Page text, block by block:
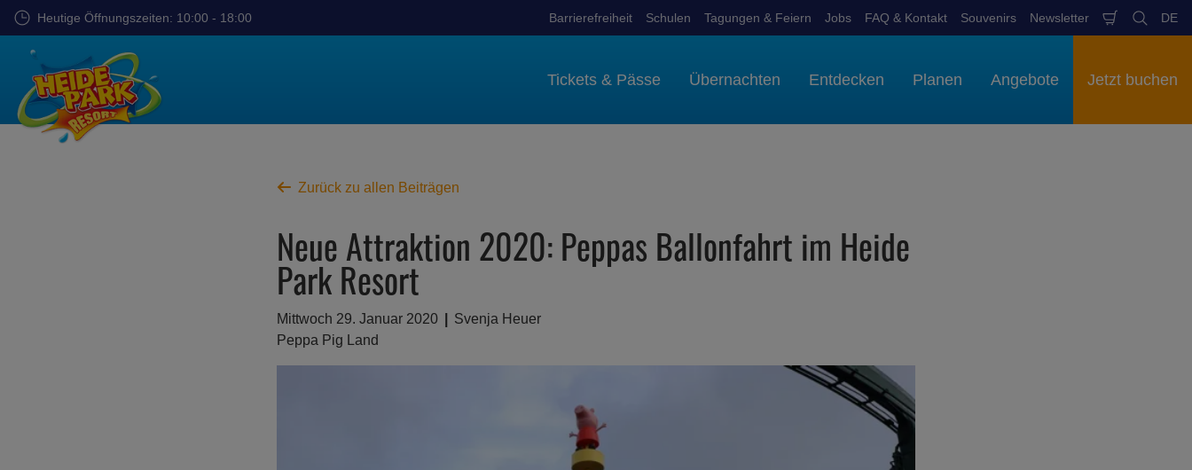
Zum
springen
Heutige Öffnungszeiten: 10:00 - 18:00 Barrierefreiheit Schulen Tagungen & Feiern Jobs FAQ & Kontakt Souvenirs Newsletter Warenkob
Suchen
DE
Tickets & Pässe Übernachten Entdecken Planen Angebote Jetzt buchen
Zurück zu allen Beiträgen
Neue Attraktion 2020: Peppas Ballonfahrt im Heide
Park Resort
Mittwoch 29. Januar 2020
Svenja Heuer
Peppa Pig Land